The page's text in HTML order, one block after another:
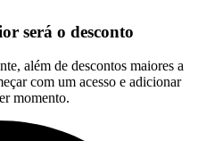
será o desconto
além de descontos maiores a
com um acesso e adicionar
momento.